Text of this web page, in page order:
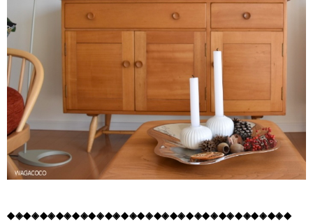
◆◈◆◈◆◈◆◈◆◈◆◈◆◈◆◈◆◈◆◈◆◈◆◈◆◈◆◈◆◈◆◈◆◈◆